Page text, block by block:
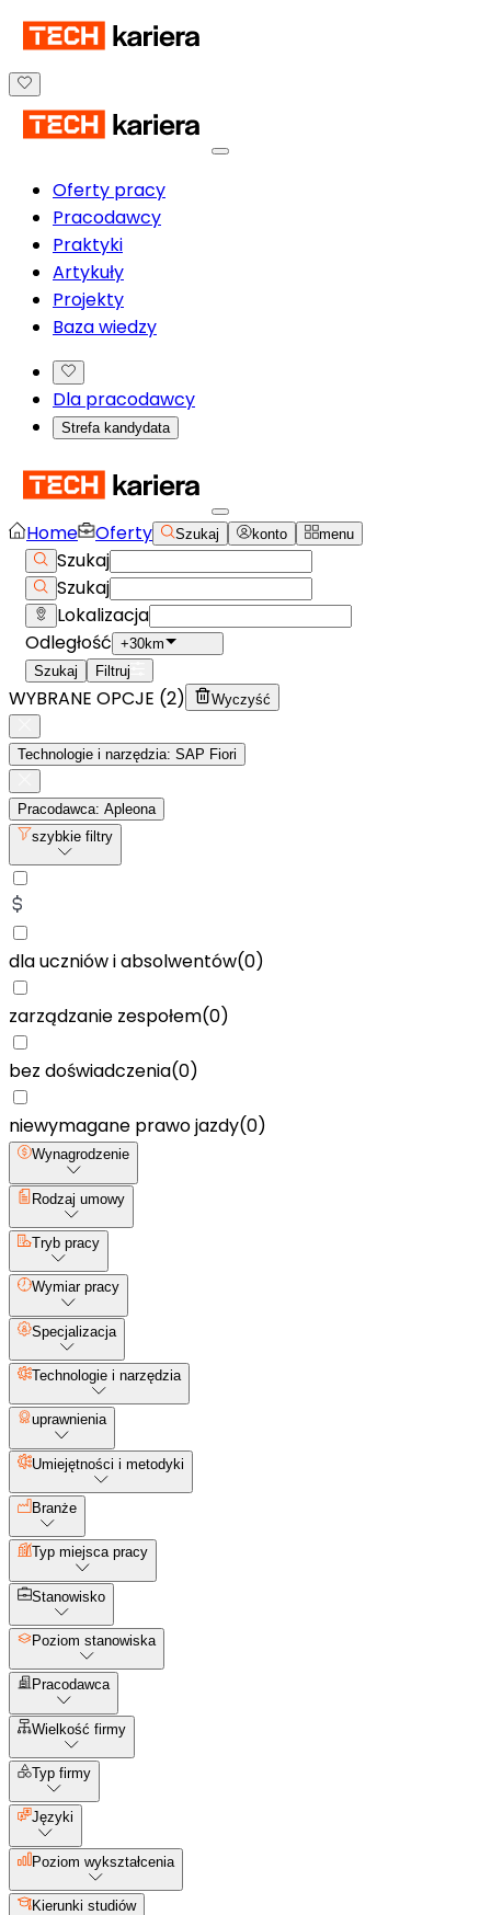
Oferty pracy
Pracodawcy
Praktyki
Artykuły
Projekty
Baza wiedzy
Dla pracodawcy
Strefa kandydata
Home Oferty Szukaj konto menu
Szukaj
Szukaj
Lokalizacja
Odległość +30km
Szukaj
Filtruj
WYBRANE OPCJE (2) Wyczyść
Technologie i narzędzia: SAP Fiori
Pracodawca: Apleona
szybkie filtry
dla uczniów i absolwentów(0)
zarządzanie zespołem(0)
bez doświadczenia(0)
niewymagane prawo jazdy(0)
Wynagrodzenie
Rodzaj umowy
Tryb pracy
Wymiar pracy
Specjalizacja
Technologie i narzędzia
uprawnienia
Umiejętności i metodyki
Branże
Typ miejsca pracy
Stanowisko
Poziom stanowiska
Pracodawca
Wielkość firmy
Typ firmy
Języki
Poziom wykształcenia
Kierunki studiów